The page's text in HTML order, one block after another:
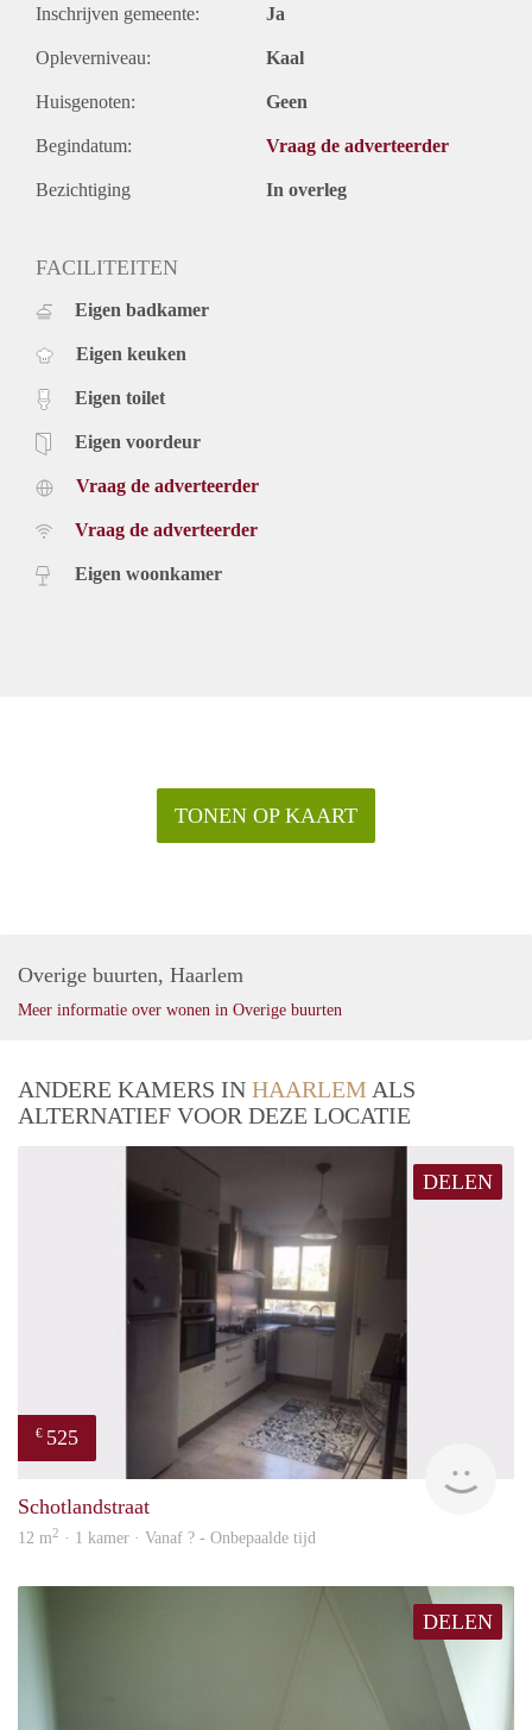
Inschrijven gemeente: Ja
Opleverniveau: Kaal
Huisgenoten: Geen
Begindatum: Vraag de adverteerder
Bezichtiging In overleg
FACILITEITEN
Eigen badkamer
Eigen keuken
Eigen toilet
Eigen voordeur
Vraag de adverteerder
Vraag de adverteerder
Eigen woonkamer
TONEN OP KAART
Overige buurten, Haarlem
Meer informatie over wonen in Overige buurten
ANDERE KAMERS IN HAARLEM ALS
ALTERNATIEF VOOR DEZE LOCATIE
DELEN
€ 525
Schotlandstraat
12 m2 · 1 kamer · Vanaf ? - Onbepaalde tijd
DELEN